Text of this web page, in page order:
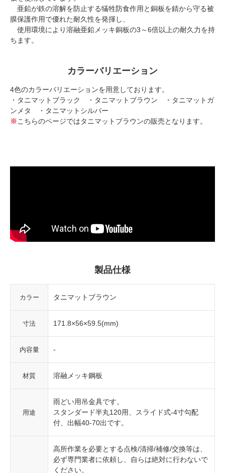
亜鉛が鉄の溶解を防止する犠牲防食作用と銅板を錆から守る被
膜保護作用で優れた耐久性を発揮し、
使用環境により溶融亜鉛メッキ銅板の3～6倍以上の耐久力を持
ちます。
カラーバリエーション
4色のカラーバリエーションを用意しております。
・タニマットブラック ・タニマットブラウン ・タニマットガ
ンメタ ・タニマットシルバー
※こちらのページではタニマットブラウンの販売となります。
製品仕様
カラー タニマットブラウン
寸法 171.8×56×59.5(mm)
内容量 -
材質 溶融メッキ鋼板
用途
雨どい用吊金具です。
スタンダード半丸120用、スライド式-4寸勾配
付、出幅40-70出です。
高所作業を必要とする点検/清掃/補修/交換等は、
必ず専門業者に依頼し、自らは絶対に行わないで
ください。